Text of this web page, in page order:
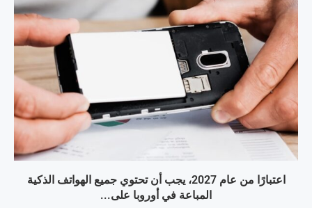
اعتبارًا من عام 2027، يجب أن تحتوي جميع الهواتف الذكية
المباعة في أوروبا على...